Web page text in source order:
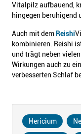
Vitalpilz aufbauend,
hingegen beruhigend
Auch mit dem Reishi
kombinieren. Reishi
und trägt neben
Wirkungen auch zu
verbesserten Schlaf
Hericium